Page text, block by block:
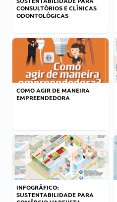
CONSULTÓRIOS E CLÍNICAS
ODONTOLÓGICAS
COMO AGIR DE MANEIRA
EMPREENDEDORA
INFOGRÁFICO:
SUSTENTABILIDADE PARA